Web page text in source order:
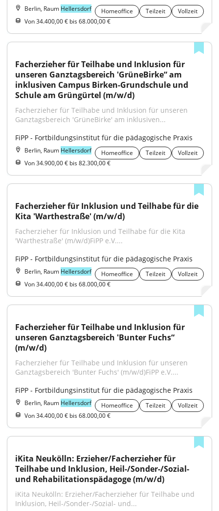
Berlin, Raum Hellersdorf Homeoffice Teilzeit
Vollzeit
Von 34.400,00 € bis 68.000,00 €
Facherzieher für Teilhabe und Inklusion für
unseren Ganztagsbereich 'GrüneBirke“ am
inklusiven Campus Birken-Grundschule und
Schule am Grüngürtel (m/w/d)
Facherzieher für Teilhabe und Inklusion für unseren
Ganztagsbereich 'GrüneBirke' am inklusiven...
FiPP - Fortbildungsinstitut für die pädagogische Praxis
Berlin, Raum Hellersdorf Homeoffice Teilzeit
Vollzeit
Von 34.900,00 € bis 82.300,00 €
Facherzieher für Inklusion und Teilhabe für die
Kita 'Warthestraße' (m/w/d)
Facherzieher für Inklusion und Teilhabe für die Kita
'Warthestraße' (m/w/d)FiPP e.V....
FiPP - Fortbildungsinstitut für die pädagogische Praxis
Berlin, Raum Hellersdorf Homeoffice Teilzeit
Vollzeit
Von 34.400,00 € bis 68.000,00 €
Facherzieher für Teilhabe und Inklusion für
unseren Ganztagsbereich 'Bunter Fuchs“
(m/w/d)
Facherzieher für Teilhabe und Inklusion für unseren
Ganztagsbereich 'Bunter Fuchs' (m/w/d)FiPP e.V....
FiPP - Fortbildungsinstitut für die pädagogische Praxis
Berlin, Raum Hellersdorf Homeoffice Teilzeit
Vollzeit
Von 34.400,00 € bis 68.000,00 €
iKita Neukölln: Erzieher/Facherzieher für
Teilhabe und Inklusion, Heil-/Sonder-/Sozial-
und Rehabilitationspädagoge (m/w/d)
iKita Neukölln: Erzieher/Facherzieher für Teilhabe und
Inklusion, Heil-/Sonder-/Sozial- und...